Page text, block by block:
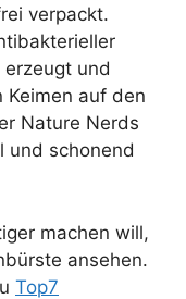
verpackt.
und
auf den
Nature Nerds
und schonend
machen will,
ansehen.
Top7